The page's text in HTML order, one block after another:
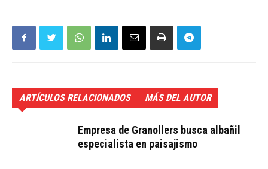
ARTÍCULOS RELACIONADOS MÁS DEL AUTOR
Empresa de Granollers busca albañil
especialista en paisajismo